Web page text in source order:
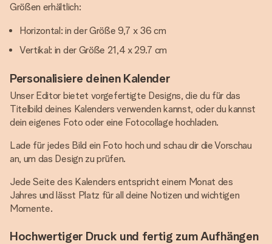
Größen erhältlich:
Horizontal: in der Größe 9,7 x 36 cm
Vertikal: in der Größe 21,4 x 29.7 cm
Personalisiere deinen Kalender
Unser Editor bietet vorgefertigte Designs, die du für das
Titelbild deines Kalenders verwenden kannst, oder du kannst
dein eigenes Foto oder eine Fotocollage hochladen.
Lade für jedes Bild ein Foto hoch und schau dir die Vorschau
an, um das Design zu prüfen.
Jede Seite des Kalenders entspricht einem Monat des
Jahres und lässt Platz für all deine Notizen und wichtigen
Momente.
Hochwertiger Druck und fertig zum Aufhängen